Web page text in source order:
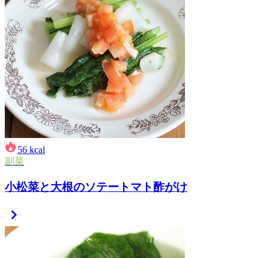
56 kcal
副菜
小松菜と大根のソテートマト酢がけ